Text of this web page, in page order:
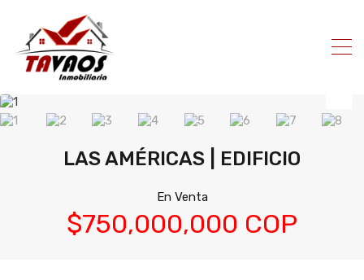
LAS AMÉRICAS | EDIFICIO
En Venta
$750,000,000 COP